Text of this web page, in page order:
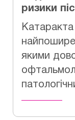
ризики
якими